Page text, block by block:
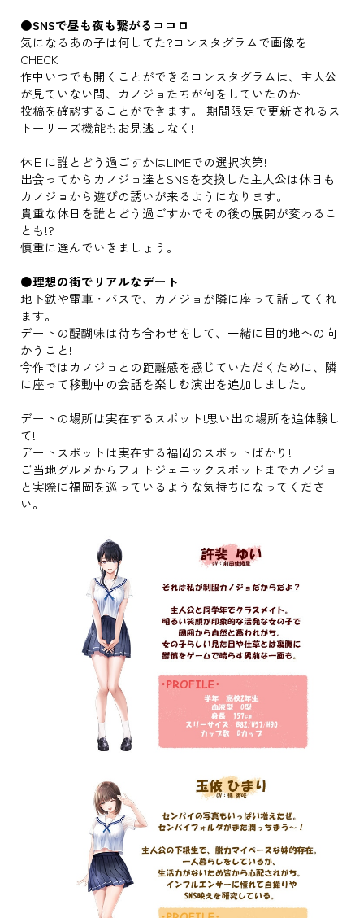
●SNSで昼も夜も繋がるココロ
気になるあの子は何してた?コンスタグラムで画像を
CHECK
作中いつでも開くことができるコンスタグラムは、主人公
が見ていない間、カノジョたちが何をしていたのか
投稿を確認することができます。 期間限定で更新されるス
トーリーズ機能もお見逃しなく!
休日に誰とどう過ごすかはLIMEでの選択次第!
出会ってからカノジョ達とSNSを交換した主人公は休日も
カノジョから遊びの誘いが来るようになります。
貴重な休日を誰とどう過ごすかでその後の展開が変わるこ
とも!?
慎重に選んでいきましょう。
●理想の街でリアルなデート
地下鉄や電車・バスで、カノジョが隣に座って話してくれ
ます。
デートの醍醐味は待ち合わせをして、一緒に目的地への向
かうこと!
今作ではカノジョとの距離感を感じていただくために、隣
に座って移動中の会話を楽しむ演出を追加しました。
デートの場所は実在するスポット!思い出の場所を追体験し
て!
デートスポットは実在する福岡のスポットばかり!
ご当地グルメからフォトジェニックスポットまでカノジョ
と実際に福岡を巡っているような気持ちになってくださ
い。